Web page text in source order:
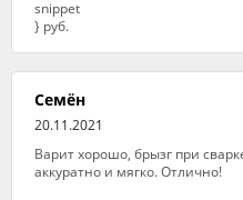
Семён
20.11.2021
Варит хорошо, брызг при
аккуратно и мягко. Отлично!